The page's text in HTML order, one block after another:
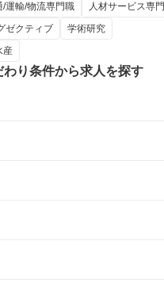
/運輸/物流専門職
人材サービス専
ゼクティブ
学術研究
産
わり条件から求人を探す